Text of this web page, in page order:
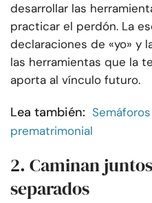
desarrollar las
practicar el perdón. La
declaraciones de «yo» y
las herramientas que la
aporta al vínculo futuro.
Lea también:
prematrimonial
2. Caminan
separados